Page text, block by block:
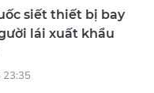
siết thiết bị bay
lái xuất khẩu